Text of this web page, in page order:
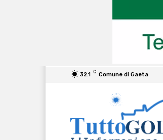
32.1 C Comune di Gaeta